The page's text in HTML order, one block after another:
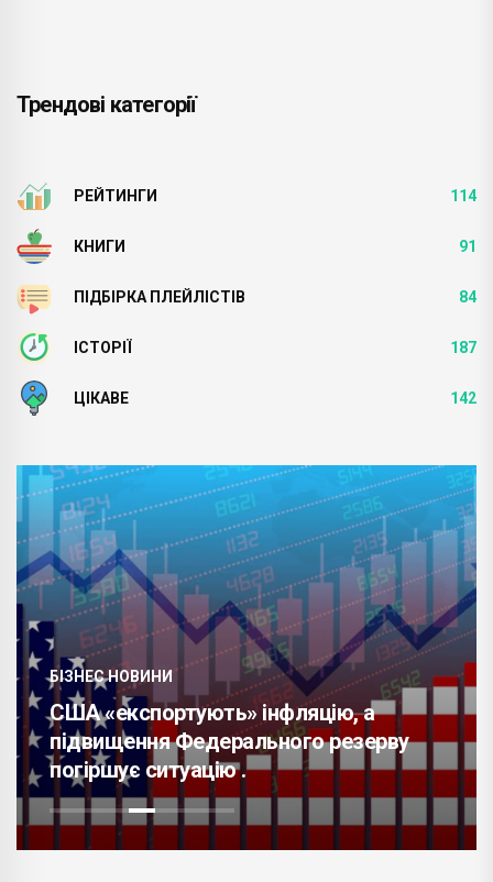
Трендові категорії
РЕЙТИНГИ 114
КНИГИ 91
ПІДБІРКА ПЛЕЙЛІСТІВ 84
ІСТОРІЇ 187
ЦІКАВЕ 142
БІЗНЕС НОВИНИ
США «експортують» інфляцію, а
підвищення Федерального резерву
погіршує ситуацію .